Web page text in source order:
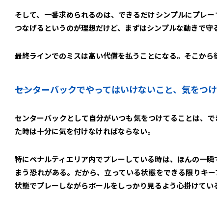
そして、一番求められるのは、できるだけシンプルにプレ
つなげるというのが理想だけど、まずはシンプルな動きで守
最終ラインでのミスは高い代償を払うことになる。そこから
――センターバックでやってはいけないこと、気をつ
センターバックとして自分がいつも気をつけてることは、
た時は十分に気を付けなければならない。
特にペナルティエリア内でプレーしている時は、ほんの一
まう恐れがある。だから、立っている状態をできる限りキ
状態でプレーしながらボールをしっかり見るよう心掛けてい